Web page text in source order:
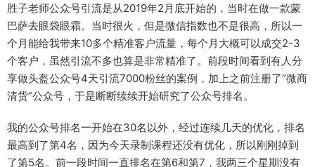
胜子老师公众号引流是从2019年2月底开始的，当时在做一款蒙
巴萨去眼袋眼霜。当时很火，但是微信指数也不是很高，所以一
个月能给我带来10多个精准客户流量，每个月大概可以成交2-3
个客户，虽然引流不多也算是非常精准了。前段时间看到有人分
享做头盔公众号4天引流7000粉丝的案例，加上之前注册了“微商
清货”公众号，于是断断续续开始研究了公众号排名。
我的公众号排名一开始在30名以外，经过连续几天的优化，排名
最高到了第4名，因为今天录制课程还没有优化，所以刚刚掉到
了第5名。前一段时间一直排名在第6和第7，我两三个星期没有